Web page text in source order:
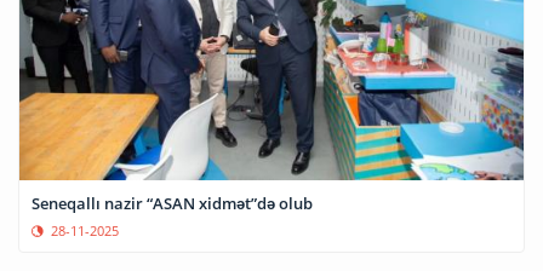
Seneqallı nazir “ASAN xidmət”də olub
28-11-2025